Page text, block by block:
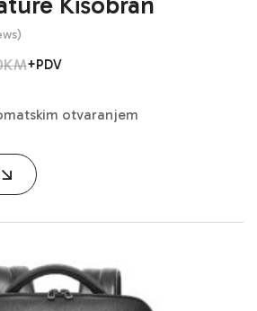
KM+PDV
otvaranjem